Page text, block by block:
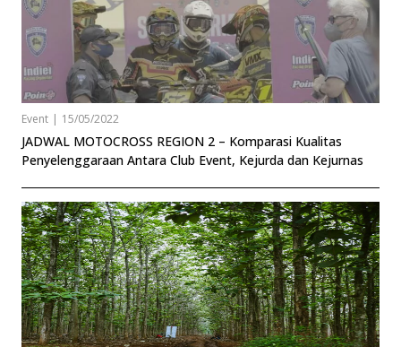
Event | 15/05/2022
JADWAL MOTOCROSS REGION 2 – Komparasi Kualitas
Penyelenggaraan Antara Club Event, Kejurda dan Kejurnas